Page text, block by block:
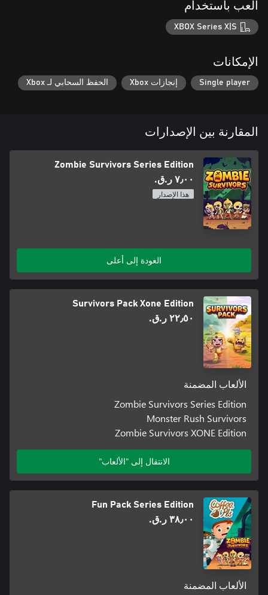
العب باستخدام
XBOX Series X|S
الإمكانات
Single player إنجازات Xbox الحفظ السحابي لـ Xbox
المقارنة بين الإصدارات
Zombie Survivors Series Edition
٧٫٠٠ ر.ق.‏
هذا الإصدار
العودة إلى أعلى
Survivors Pack Xone Edition
٢٢٫٥٠ ر.ق.‏
الألعاب المضمنة
Zombie Survivors Series Edition
Monster Rush Survivors
Zombie Survivors XONE Edition
الانتقال إلى "الألعاب"
Fun Pack Series Edition
٣٨٫٠٠ ر.ق.‏
الألعاب المضمنة